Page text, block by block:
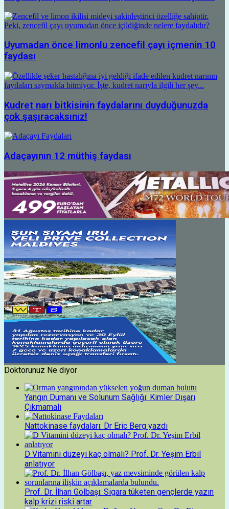
Uyumadan önce limonlu zencefil çayı içmenin 10
faydası
Kudret narı bitkisinin faydalarını duyduğunuzda
çok şaşıracaksınız!
Adaçayının 12 müthiş faydası
Doktorunuz Ne diyor
Yangın Dumanı ve Solunum Sağlığı: Kimler Dışarı
Çıkmamalı
Nattokinase faydaları: Dr Eric Berg yazdı
D Vitamini düzeyi kaç olmalı? Prof. Dr. Yeşim Erbil
anlatıyor
Prof. Dr. İlhan Gölbaşı: Sigara tüketen gençlerde yazın
kalp krizi riski artar